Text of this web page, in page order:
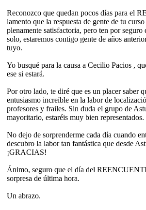
Reconozco que quedan pocos días para el
lamento que la respuesta de gente de tu
plenamente satisfactoria, pero ten por seguro
solo, estaremos contigo gente de años
tuyo.
Yo busqué para la causa a Cecilio Pacios ,
ese si estará.
Por otro lado, te diré que es un placer saber
entusiasmo increíble en la labor de
profesores y frailes. Sin duda el grupo de
mayoritario, estaréis muy bien representados.
No dejo de sorprenderme cada día cuando
descubro la labor tan fantástica que desde
¡GRACIAS!
Ánimo, seguro que el día del
sorpresa de última hora.
Un abrazo.